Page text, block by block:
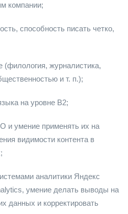
компании;
способность писать четко,
(филология, журналистика,
и т. п.);
на уровне В2;
и умение применять их на
видимости контента в
аналитики Яндекс
умение делать выводы на
данных и корректировать